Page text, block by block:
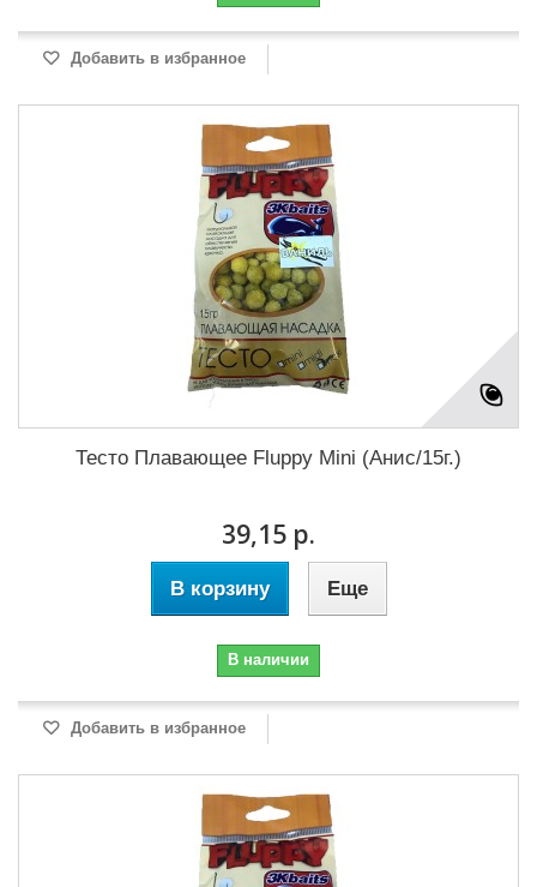
Добавить в избранное
Тесто Плавающее Fluppy Mini (Анис/15г.)
39,15 р.
В корзину Еще
В наличии
Добавить в избранное